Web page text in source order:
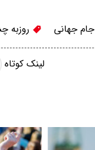
جام جهانی روزبه
لینک کوتاه